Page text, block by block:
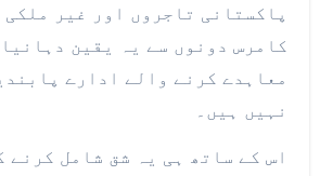
پاکستانی تاجروں اور غیر
کامرس دونوں سے یہ یقین
معاہدے کرنے والے ادارے
نہیں ہیں۔
اس کے ساتھ ہی یہ شق شامل کرنے